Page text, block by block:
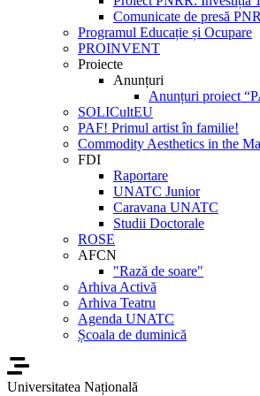
Comunicate de presă
Programul Educație și Ocupare
PROINVENT
Proiecte
Anunțuri
Anunțuri proiect
SOLICultEU
PAF! Primul artist în familie!
Commodity Aesthetics in the
FDI
Raportare
UNATC Junior
Caravana UNATC
Studii Doctorale
ROSE
AFCN
"Rază de soare"
Arhiva Activă
Arhiva Teatru
Agenda UNATC
Școala de duminică
Universitatea Națională